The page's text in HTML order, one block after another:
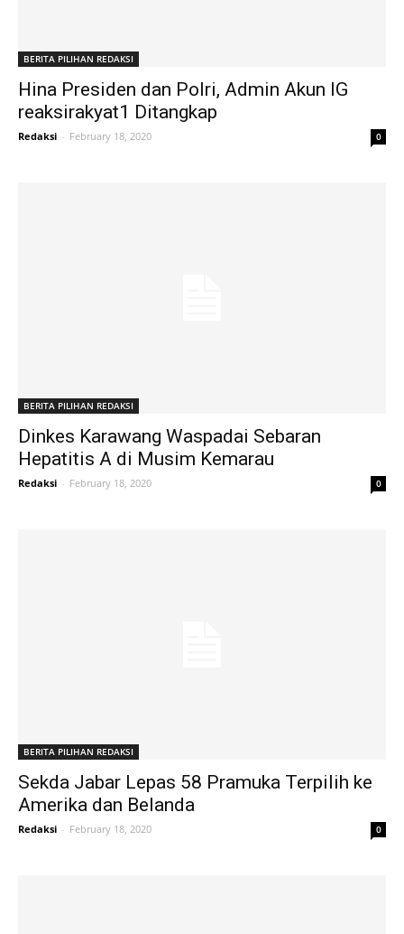
BERITA PILIHAN REDAKSI
Hina Presiden dan Polri, Admin Akun IG
reaksirakyat1 Ditangkap
Redaksi - February 18, 2020 0
BERITA PILIHAN REDAKSI
Dinkes Karawang Waspadai Sebaran
Hepatitis A di Musim Kemarau
Redaksi - February 18, 2020 0
BERITA PILIHAN REDAKSI
Sekda Jabar Lepas 58 Pramuka Terpilih ke
Amerika dan Belanda
Redaksi - February 18, 2020 0